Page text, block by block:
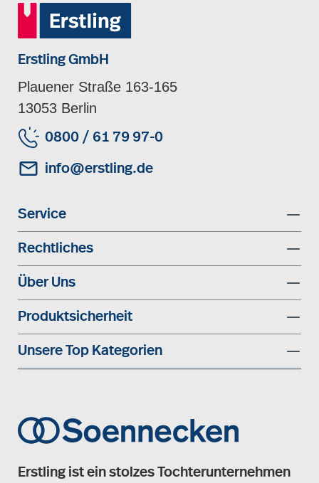
Erstling GmbH
Plauener Straße 163-165
13053 Berlin
0800 / 61 79 97-0
info@erstling.de
Service
Rechtliches
Über Uns
Produktsicherheit
Unsere Top Kategorien
Erstling ist ein stolzes Tochterunternehmen